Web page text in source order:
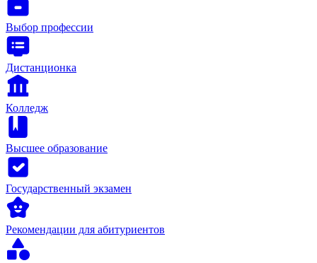
Выбор профессии
Дистанционка
Колледж
Высшее образование
Государственный экзамен
Рекомендации для абитуриентов